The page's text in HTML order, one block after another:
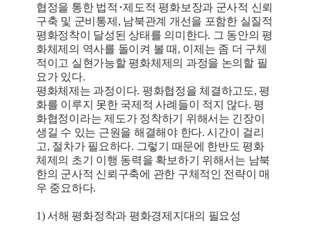
협정을 통한 법적･제도적 평화보장과 군사적 신뢰
구축 및 군비통제, 남북관계 개선을 포함한 실질적
평화정착이 달성된 상태를 의미한다. 그 동안의 평
화체제의 역사를 돌이켜 볼 때, 이제는 좀 더 구체
적이고 실현가능할 평화체제의 과정을 논의할 필
요가 있다.
평화체제는 과정이다. 평화협정을 체결하고도, 평
화를 이루지 못한 국제적 사례들이 적지 않다. 평
화협정이라는 제도가 정착하기 위해서는 긴장이
생길 수 있는 근원을 해결해야 한다. 시간이 걸리
고, 절차가 필요하다. 그렇기 때문에 한반도 평화
체제의 초기 이행 동력을 확보하기 위해서는 남북
한의 군사적 신뢰구축에 관한 구체적인 전략이 매
우 중요하다.
1) 서해 평화정착과 평화경제지대의 필요성